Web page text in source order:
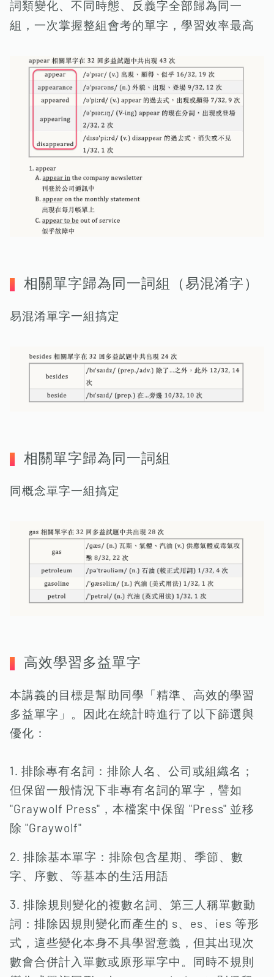
詞類變化、不同時態、反義字全部歸為同一
組，一次掌握整組會考的單字，學習效率最高
相關單字歸為同一詞組（易混淆字）
易混淆單字一組搞定
相關單字歸為同一詞組
同概念單字一組搞定
高效學習多益單字
本講義的目標是幫助同學「精準、高效的學習
多益單字」。因此在統計時進行了以下篩選與
優化：
1. 排除專有名詞：排除人名、公司或組織名；
但保留一般情況下非專有名詞的單字，譬如
"Graywolf Press"，本檔案中保留 "Press" 並移
除 "Graywolf"
2. 排除基本單字：排除包含星期、季節、數
字、序數、等基本的生活用語
3. 排除規則變化的複數名詞、第三人稱單數動
詞：排除因規則變化而產生的 s、es、ies 等形
式，這些變化本身不具學習意義，但其出現次
數會合併計入單數或原形單字中。同時不規則